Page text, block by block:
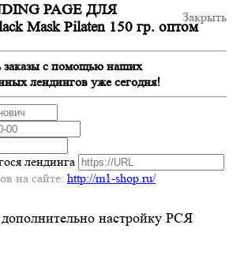
Закрыть
PAGE ДЛЯ
Mask Pilaten 150 гр. оптом
заказы с помощью наших
лендингов уже сегодня!
лендинга
на сайте: http://m1-shop.ru/
настройку РСЯ